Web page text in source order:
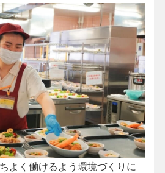
よく働けるよう環境づくりに